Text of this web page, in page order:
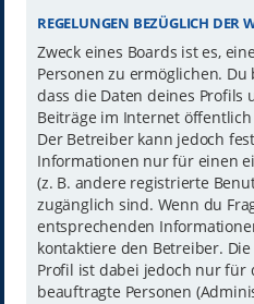
REGELUNGEN BEZÜGLICH DER
Zweck eines Boards ist es,
Personen zu ermöglichen.
dass die Daten deines
Beiträge im Internet
Der Betreiber kann jedoch
Informationen nur für einen
(z. B. andere registrierte
zugänglich sind. Wenn du
entsprechenden
kontaktiere den Betreiber.
Profil ist dabei jedoch nur für
beauftragte Personen